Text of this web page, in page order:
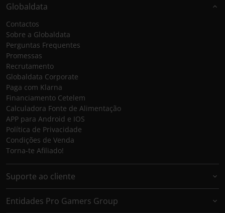
Globaldata
Contactos
Sobre a Globaldata
Perguntas Frequentes
Promessas
Recrutamento
Globaldata Corporate
Paga com Klarna
Financiamento Cetelem
Calculadora Fonte de Alimentação
APP para Android e IOS
Política de Privacidade
Condições de Venda
Torna-te Afiliado!
Suporte ao cliente
Entidades Pro Gamers Group